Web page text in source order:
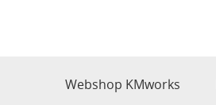
Webshop KMworks